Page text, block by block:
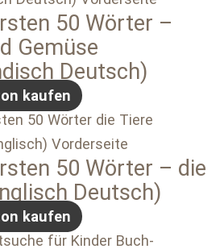
50 Wörter –
Gemüse
Deutsch)
kaufen
50 Wörter – die
Deutsch)
kaufen